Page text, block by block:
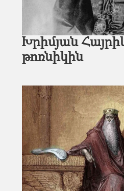
Խրիմյան
թոռնիկին